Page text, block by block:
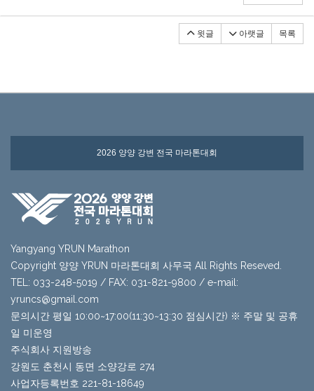
윗글 아랫글 목록
2026 양양 강변 전국 마라톤대회
Yangyang YRUN Marathon
Copyright 양양 YRUN 마라톤대회 사무국 All Rights Reseved.
TEL: 033-248-5019 / FAX: 031-821-9800 / e-mail:
yruncs@gmail.com
문의시간 평일 10:00~17:00(11:30~13:30 점심시간) ※ 주말 및 공휴
일 미운영
주식회사 지원방송
강원도 춘천시 동면 소양강로 274
사업자등록번호 221-81-18649